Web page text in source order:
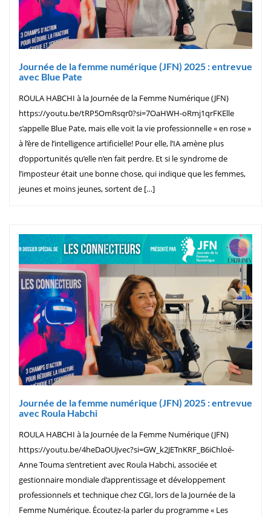
Journée de la femme numérique (JFN) 2025 : entrevue
avec Blue Pate
ROULA HABCHI à la Journée de la Femme Numérique (JFN)
https://youtu.be/tRP5OmRsqr0?si=7OaHWH-oRmj1qrFKElle
s’appelle Blue Pate, mais elle voit la vie professionnelle « en rose »
à l’ère de l’intelligence artificielle! Pour elle, l’IA amène plus
d’opportunités qu’elle n’en fait perdre. Et si le syndrome de
l’imposteur était une bonne chose, qui indique que les femmes,
jeunes et moins jeunes, sortent de […]
Journée de la femme numérique (JFN) 2025 : entrevue
avec Roula Habchi
ROULA HABCHI à la Journée de la Femme Numérique (JFN)
https://youtu.be/4heDaOUjvec?si=GW_k2JETnKRF_B6iChloé-
Anne Touma s’entretient avec Roula Habchi, associée et
gestionnaire mondiale d’apprentissage et développement
professionnels et technique chez CGI, lors de la Journée de la
Femme Numérique. Écoutez-la parler du programme « Les